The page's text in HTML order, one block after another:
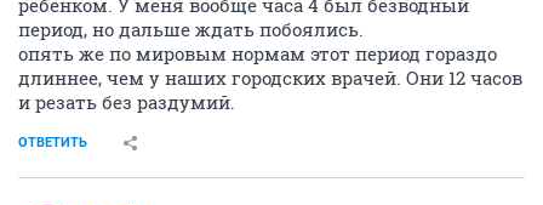
ребенком. У меня вообще часа 4 был безводный
период, но дальше ждать побоялись.
опять же по мировым нормам этот период гораздо
длиннее, чем у наших городских врачей. Они 12 часов
и резать без раздумий.
ОТВЕТИТЬ